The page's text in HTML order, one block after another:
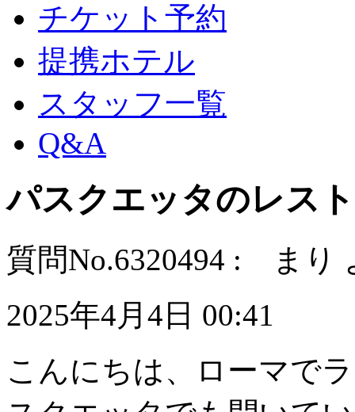
チケット予約
提携ホテル
スタッフ一覧
Q&A
パスクエッタのレス
質問No.6320494 : まり
2025年4月4日 00:41
こんにちは、ローマで